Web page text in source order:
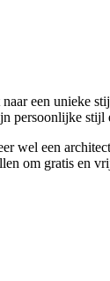
een unieke
persoonlijke
wel een
om gratis en